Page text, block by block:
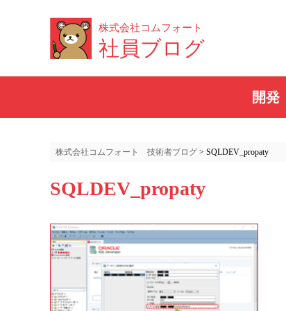
株式会社コムフォート
社員ブログ
開発
株式会社コムフォート 技術者ブログ > SQLDEV_propaty
SQLDEV_propaty